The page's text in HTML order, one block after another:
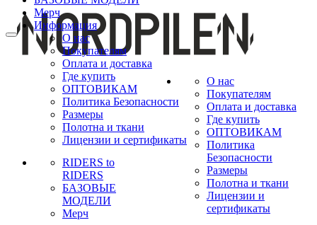
Мерч
Информация
О нас
Покупателям
Оплата и доставка
Где купить
ОПТОВИКАМ
Политика Безопасности
Размеры
Полотна и ткани
Лицензии и сертификаты
RIDERS to
RIDERS
БАЗОВЫЕ
МОДЕЛИ
Мерч
О нас
Покупателям
Оплата и доставка
Где купить
ОПТОВИКАМ
Политика
Безопасности
Размеры
Полотна и ткани
Лицензии и
сертификаты